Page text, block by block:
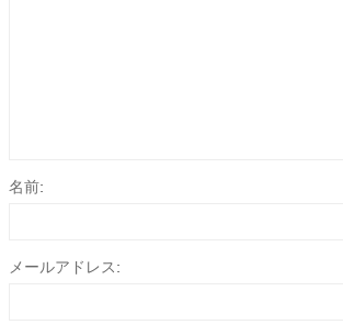
名前:
メールアドレス: